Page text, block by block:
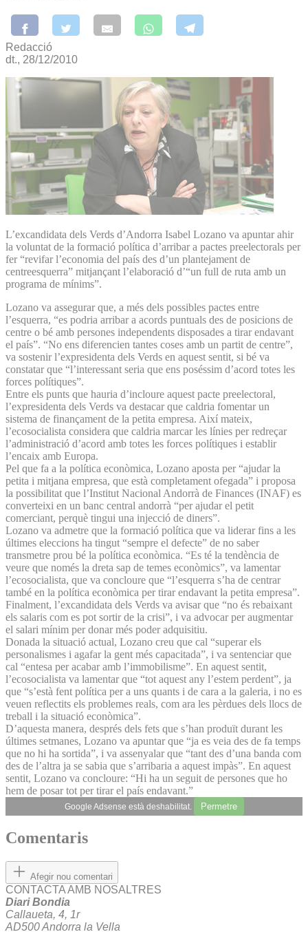
Redacció
dt., 28/12/2010
L’excandidata dels Verds d’Andorra Isabel Lozano va apuntar ahir
la voluntat de la formació política d’arribar a pactes preelectorals per
fer “revifar l’economia del país des d’un plantejament de
centreesquerra” mitjançant l’elaboració d’“un full de ruta amb un
programa de mínims”.
Lozano va assegurar que, a més dels possibles pactes entre
l’esquerra, “es podria arribar a acords puntuals des de posicions de
centre o bé amb persones independents disposades a tirar endavant
el país”. “No ens diferencien tantes coses amb un partit de centre”,
va sostenir l’expresidenta dels Verds en aquest sentit, si bé va
constatar que “l’interessant seria que ens poséssim d’acord totes les
forces polítiques”.
Entre els punts que hauria d’incloure aquest pacte preelectoral,
l’expresidenta dels Verds va destacar que caldria fomentar un
sistema de finançament de la petita empresa. Així mateix,
l’ecosocialista considera que caldria marcar les línies per redreçar
l’administració d’acord amb totes les forces polítiques i establir
l’encaix amb Europa.
Pel que fa a la política econòmica, Lozano aposta per “ajudar la
petita i mitjana empresa, que està completament ofegada” i proposa
la possibilitat que l’Institut Nacional Andorrà de Finances (INAF) es
converteixi en un banc central andorrà “per ajudar el petit
comerciant, perquè tingui una injecció de diners”.
Lozano va admetre que la formació política que va liderar fins a les
últimes eleccions ha tingut “sempre el defecte” de no saber
transmetre prou bé la política econòmica. “Es té la tendència de
veure que només la dreta sap de temes econòmics”, va lamentar
l’ecosocialista, que va concloure que “l’esquerra s’ha de centrar
també en la política econòmica per tirar endavant la petita empresa”.
Finalment, l’excandidata dels Verds va avisar que “no és rebaixant
els salaris com es pot sortir de la crisi”, i va advocar per augmentar
el salari mínim per donar més poder adquisitiu.
Donada la situació actual, Lozano creu que cal “superar els
personalismes i agafar la gent més capacitada”, i va sentenciar que
cal “entesa per acabar amb l’immobilisme”. En aquest sentit,
l’ecosocialista va lamentar que “tot aquest any l’estem perdent”, ja
que “s’està fent política per a uns quants i de cara a la galeria, i no es
veuen reflectits els problemes reals, com ara les pèrdues dels llocs de
treball i la situació econòmica”.
D’aquesta manera, després dels fets que s’han produït durant les
últimes setmanes, Lozano va apuntar que “ja es veia des de fa temps
que no hi ha sortida”, i va assenyalar que “tant des d’una banda com
des de l’altra ja se sabia que s’arribaria a aquest impàs”. En aquest
sentit, Lozano va concloure: “Hi ha un seguit de persones que ho
hem de posar tot per tirar el país endavant.”
Google Adsense està deshabilitat. Permetre
Comentaris
Afegir nou comentari
CONTACTA AMB NOSALTRES
Diari Bondia
Callaueta, 4, 1r
AD500 Andorra la Vella